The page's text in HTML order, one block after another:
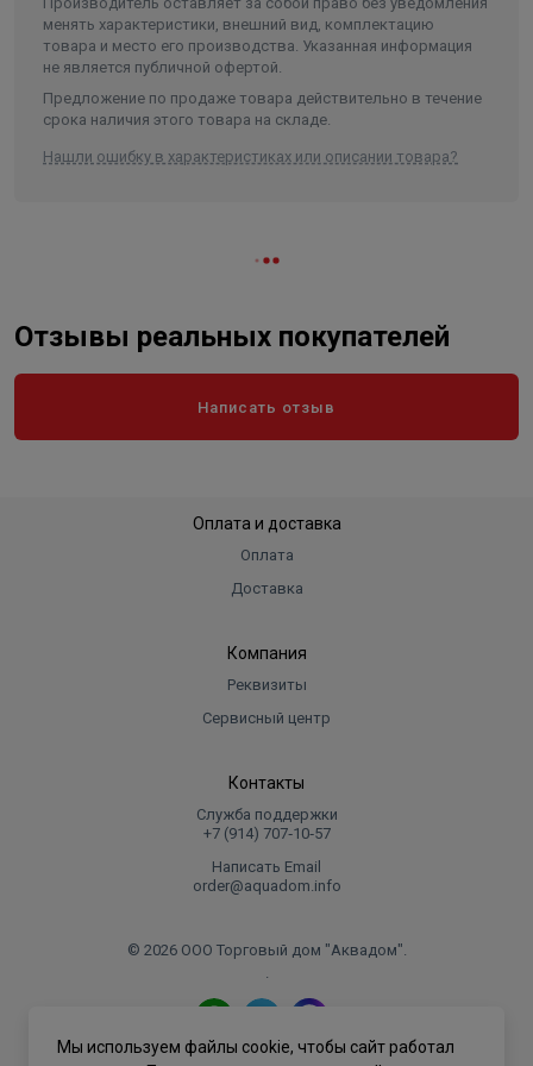
менять характеристики, внешний вид, комплектацию
товара и место его производства. Указанная информация
не является публичной офертой.
Предложение по продаже товара действительно в течение
срока наличия этого товара на складе.
Нашли ошибку в характеристиках или описании товара?
Отзывы реальных покупателей
Написать отзыв
Оплата и доставка
Оплата
Доставка
Компания
Реквизиты
Сервисный центр
Контакты
Служба поддержки
+7 (914) 707‑10‑57
Написать Email
order@aquadom.info
© 2026 ООО Торговый дом "Аквадом".
.
Политика конфиденциальности
Мы используем файлы cookie, чтобы сайт работал